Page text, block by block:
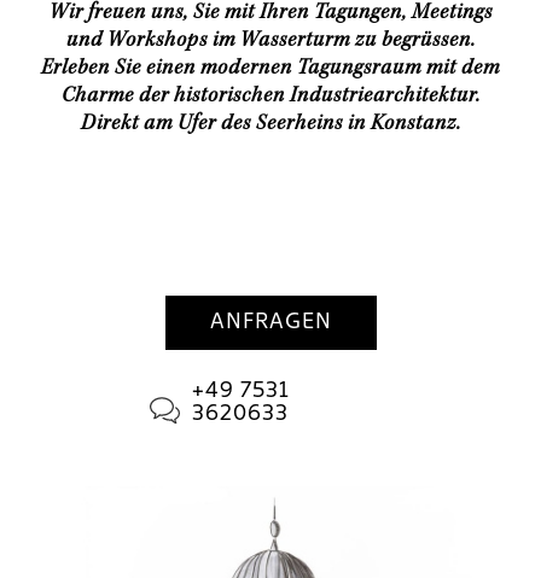
Wir freuen uns, Sie mit Ihren Tagungen, Meetings
und Workshops im Wasserturm zu begrüssen.
Erleben Sie einen modernen Tagungsraum mit dem
Charme der historischen Industriearchitektur.
Direkt am Ufer des Seerheins in Konstanz.
ANFRAGEN
+49 7531
3620633